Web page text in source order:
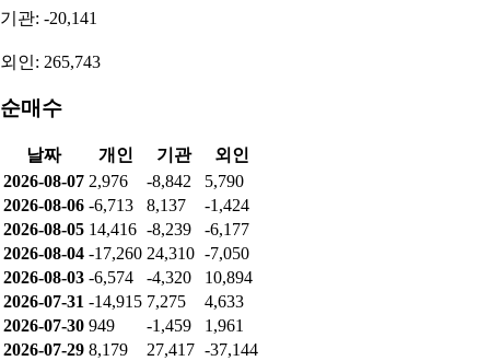
기관: -20,141
외인: 265,743
순매수
날짜 개인 기관
외인
2026-08-07 2,976 -8,842
5,790
2026-08-06 -6,713 8,137
-1,424
2026-08-05 14,416 -8,239
-6,177
2026-08-04 -17,260 24,310 -7,050
2026-08-03 -6,574 -4,320
10,894
2026-07-31 -14,915 7,275
4,633
2026-07-30 949 -1,459
1,961
2026-07-29 8,179 27,417 -37,144